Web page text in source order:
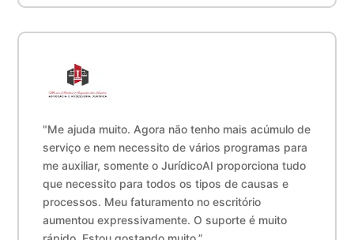
"Me ajuda muito. Agora não tenho mais acúmulo de
serviço e nem necessito de vários programas para
me auxiliar, somente o JurídicoAI proporciona tudo
que necessito para todos os tipos de causas e
processos. Meu faturamento no escritório
aumentou expressivamente. O suporte é muito